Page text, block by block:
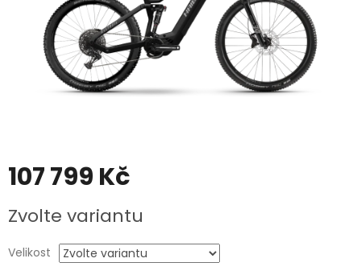
107 799 Kč
cena:
Zvolte variantu
Velikost